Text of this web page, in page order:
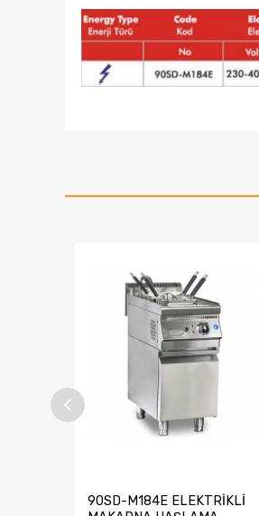
90SD-M184E ELEKTRİKLİ